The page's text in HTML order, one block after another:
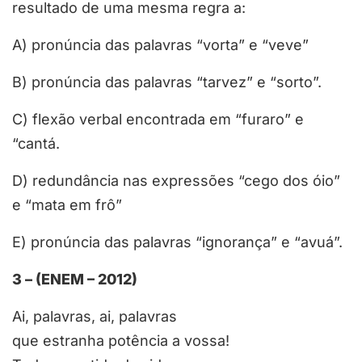
resultado de uma mesma regra a:
A) pronúncia das palavras “vorta” e “veve”
B) pronúncia das palavras “tarvez” e “sorto”.
C) flexão verbal encontrada em “furaro” e
“cantá.
D) redundância nas expressões “cego dos óio”
e “mata em frô”
E) pronúncia das palavras “ignorança” e “avuá”.
3 – (ENEM – 2012)
Ai, palavras, ai, palavras
que estranha potência a vossa!